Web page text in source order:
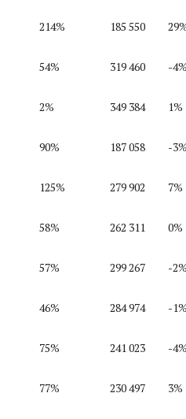
214% 185 550
54% 319 460 -
2% 349 384 1%
90% 187 058 -
125% 279 902 7%
58% 262 311 0%
57% 299 267 -
46% 284 974 -
75% 241 023 -
77% 230 497 3%